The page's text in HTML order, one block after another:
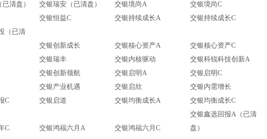
清盘） 交银瑞安（已清盘） 交银境尚A
交银境尚C
交银恒益C 交银持续成长A 交银持续成长C
（已清
交银创新成长 交银核心资产A
交银核心资产C
交银瑞丰 交银内核驱动
交银科锐科技创新A
交银创新领航 交银启明A
交银启明C
交银产业机遇 交银启欣
交银内需增长
C 交银启道 交银均衡成长A 交银均衡成长C
C 交银鸿福六月A 交银鸿福六月C
交银鑫选回报A（已清
盘）